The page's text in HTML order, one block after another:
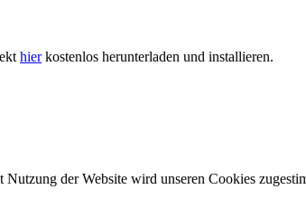
hierkostenlos herunterladen und installieren.
und Park, Sleep & Fly-Angebote (Zimmer,
Nutzung der Website wird unseren Cookies